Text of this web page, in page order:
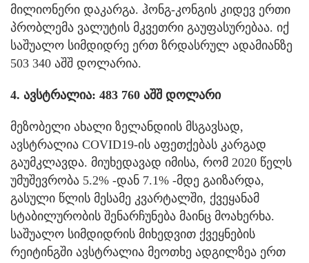
მილიონერი დაკარგა. ჰონგ-კონგის კიდევ ერთი
პრობლემა ვალუტის მკვეთრი გაუფასურებაა. იქ
საშუალო სიმდიდრე ერთ ზრდასრულ ადამიანზე
503 340 აშშ დოლარია.
4. ავსტრალია: 483 760 აშშ დოლარი
მეზობელი ახალი ზელანდიის მსგავსად,
ავსტრალია COVID19-ის აფეთქებას კარგად
გაუმკლავდა. მიუხედავად იმისა, რომ 2020 წელს
უმუშევრობა 5.2% -დან 7.1% -მდე გაიზარდა,
გასული წლის მესამე კვარტალში, ქვეყანამ
სტაბილურობის შენარჩუნება მაინც მოახერხა.
საშუალო სიმდიდრის მიხედვით ქვეყნების
რეიტინგში ავსტრალია მეოთხე ადგილზეა ერთ